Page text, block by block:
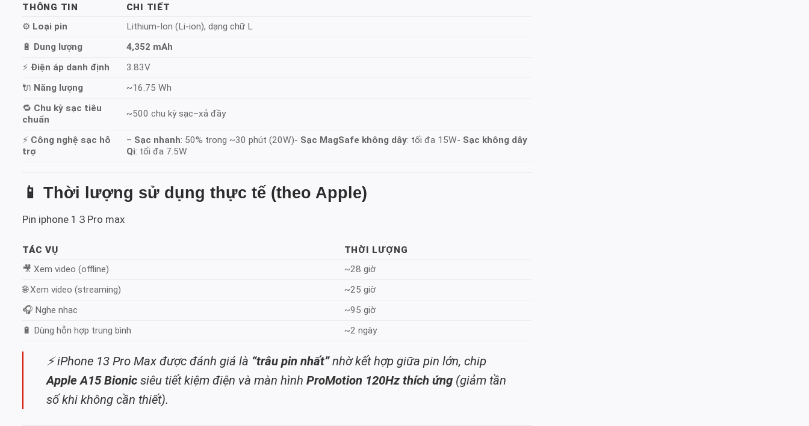
THÔNG TIN
CHI TIẾT
⚙️ Loại pin
Lithium-Ion (Li-ion), dạng chữ L
🔋
Dung lượng
4,352 mAh
⚡ Điện áp danh định
3.83V
🔌 Năng lượng
~16.75 Wh
🔁 Chu kỳ sạc tiêu
chuẩn
~500 chu kỳ sạc–xả đầy
⚡ Công nghệ sạc hỗ
trợ
– Sạc nhanh: 50% trong ~30 phút (20W)- Sạc MagSafe không dây: tối đa 15W- Sạc không dây
Qi: tối đa 7.5W
📱 Thời lượng sử dụng thực tế (theo Apple)
Pin iphone 1３Pro max
TÁC VỤ
THỜI LƯỢNG
🎥 Xem video (offline)
~28 giờ
🌐 Xem video (streaming)
~25 giờ
🎧 Nghe nhạc
~95 giờ
🔋 Dùng hỗn hợp trung bình
~2 ngày
⚡ iPhone 13 Pro Max được đánh giá là “trâu pin nhất”nhờ kết hợp giữa pin lớn, chip
Apple A15 Bionic siêu tiết kiệm điện và màn hìnhProMotion 120Hz thích ứng (giảm tần
số khi không cần thiết).